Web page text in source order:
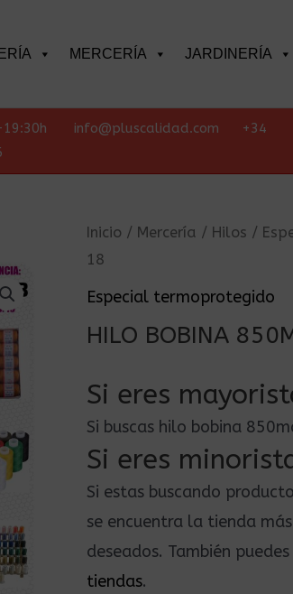
MERCERÍA JARDINERÍA
19:30h info@pluscalidad.com
+34
Inicio / Mercería / Hilos /
18
Especial termoprotegido
HILO BOBINA
Si eres
Si buscas hilo bobina
Si eres
Si estas buscando
se encuentra la tienda
deseados. También
tiendas.